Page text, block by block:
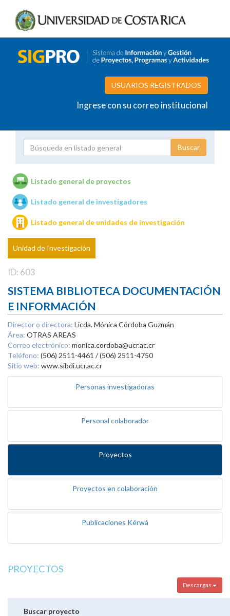
USUARIOS REGISTRADOS
Ingrese con su correo institucional
Unidades de investigación
Listado general de proyectos
Listado general de investigadores
Listado general de unidades de investigación
Unidad de Investigación
ID: 603
SISTEMA BIBLIOTECA DOCUMENTACIÓN
E INFORMACIÓN
Director o directora: Licda. Mónica Córdoba Guzmán
Área: OTRAS AREAS
Correo electrónico: monica.cordoba@ucr.ac.cr
Teléfono: (506) 2511-4461 / (506) 2511-4750
Sitio web: www.sibdi.ucr.ac.cr
Personas investigadoras
Personal colaborador
Proyectos
Proyectos en colaboración
Publicaciones Kérwá
PROYECTOS
Descargas
Buscar proyecto